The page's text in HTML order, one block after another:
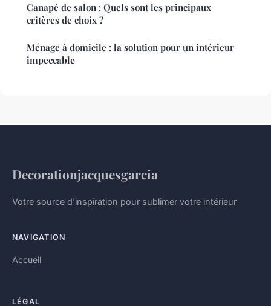
Canapé de salon : Quels sont les principaux
critères de choix ?
Ménage à domicile : la solution pour un intérieur
impeccable
Decorationjacquesgarcia
Votre source d'inspiration pour sublimer votre intérieur
NAVIGATION
Accueil
LÉGAL